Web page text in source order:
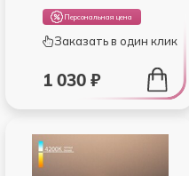
Персональная цена
Заказать в один клик
1 030 ₽